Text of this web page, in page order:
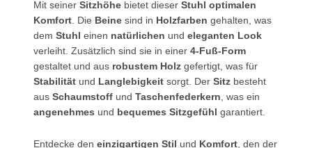
Mit seiner Sitzhöhe bietet dieser Stuhl optimalen
Komfort . Die Beine sind in Holzfarben gehalten, was
dem Stuhl einen natürlichen und eleganten Look
verleiht. Zusätzlich sind sie in einer 4-Fuß-Form
gestaltet und aus robustem Holz gefertigt, was für
Stabilität und Langlebigkeit sorgt. Der Sitz besteht
aus Schaumstoff und Taschenfederkern , was ein
angenehmes und bequemes Sitzgefühl garantiert.
Entdecke den einzigartigen Stil und Komfort , den der